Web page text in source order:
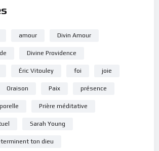
amour Divin Amour
Divine Providence
Éric Vitouley foi joie
Oraison Paix présence
Prière méditative
Sarah Young
ton dieu